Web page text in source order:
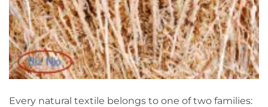
Every natural textile belongs to one of two families: